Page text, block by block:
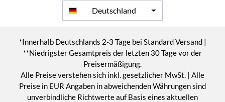
Deutschland
*Innerhalb Deutschlands 2-3 Tage bei Standard Versand |
**Niedrigster Gesamtpreis der letzten 30 Tage vor der
Preisermäßigung.
Alle Preise verstehen sich inkl. gesetzlicher MwSt. | Alle
Preise in EUR Angaben in abweichenden Währungen sind
unverbindliche Richtwerte auf Basis eines aktuellen